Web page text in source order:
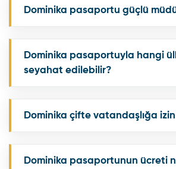
Dominika pasaportu güçlü
Dominika pasaportuyla hangi
seyahat edilebilir?
Dominika çifte vatandaşlığa
Dominika pasaportunun ücreti